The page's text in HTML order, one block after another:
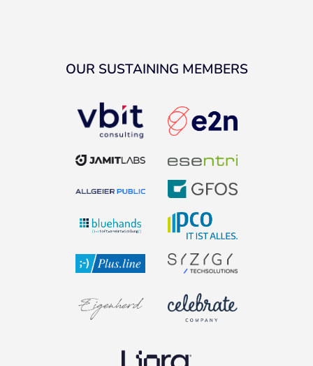
OUR SUSTAINING MEMBERS